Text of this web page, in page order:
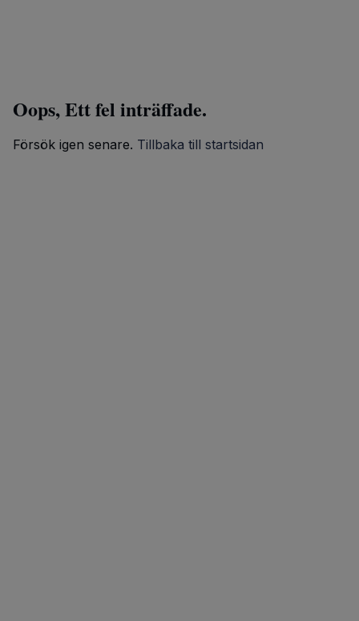
Oops, Ett fel inträffade.
Försök igen senare. Tillbaka till startsidan